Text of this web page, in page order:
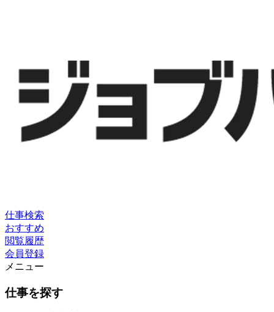
仕事検索
おすすめ
閲覧履歴
会員登録
メニュー
仕事を探す